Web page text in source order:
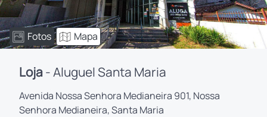
Fotos Mapa
Loja- Aluguel Santa Maria
Avenida Nossa Senhora Medianeira 901, Nossa
Senhora Medianeira, Santa Maria